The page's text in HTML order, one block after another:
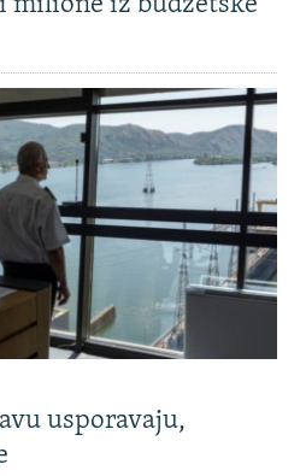
milione iz budžetske
usporavaju,